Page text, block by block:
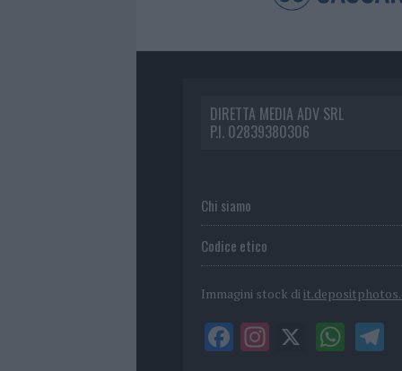
DIRETTA MEDIA ADV SRL
P.I. 02839380306
Chi siamo
Codice etico
Immagini stock di